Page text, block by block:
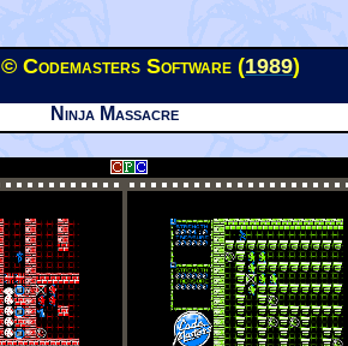
© Codemasters Software (1989)
Ninja Massacre